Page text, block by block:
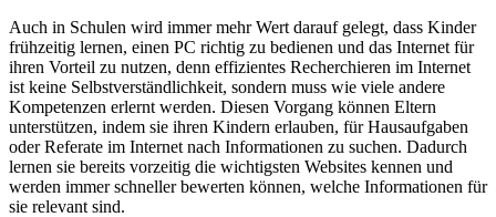
Auch in Schulen wird immer mehr Wert darauf gelegt, dass Kinder
frühzeitig lernen, einen PC richtig zu bedienen und das Internet für
ihren Vorteil zu nutzen, denn effizientes Recherchieren im Internet
ist keine Selbstverständlichkeit, sondern muss wie viele andere
Kompetenzen erlernt werden. Diesen Vorgang können Eltern
unterstützen, indem sie ihren Kindern erlauben, für Hausaufgaben
oder Referate im Internet nach Informationen zu suchen. Dadurch
lernen sie bereits vorzeitig die wichtigsten Websites kennen und
werden immer schneller bewerten können, welche Informationen für
sie relevant sind.